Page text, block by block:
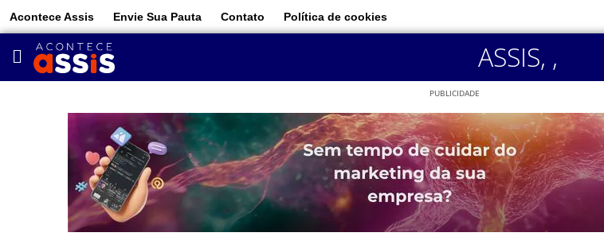
Acontece Assis Envie Sua Pauta Contato Política de cookies
ASSIS, ,
PUBLICIDADE